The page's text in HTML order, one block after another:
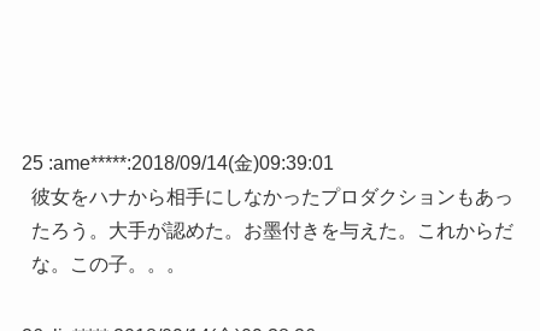
25 :ame*****:2018/09/14(金)09:39:01
彼女をハナから相手にしなかったプロダクションもあっ
たろう。大手が認めた。お墨付きを与えた。これからだ
な。この子。。。